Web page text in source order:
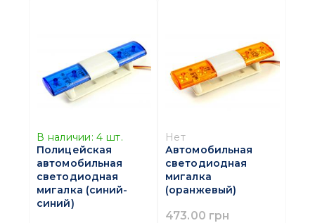
В наличии: 4 шт.
Полицейская
автомобильная
светодиодная
мигалка (синий-
синий)
Нет
Автомобильная
светодиодная
мигалка
(оранжевый)
473.00 грн